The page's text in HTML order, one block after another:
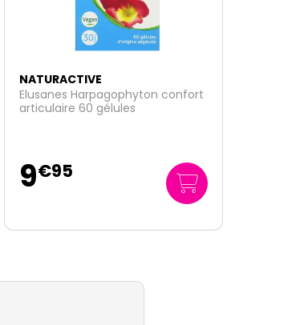
NATURACTIVE
Passiflore sommeil et relaxation
60 gélules
9€95